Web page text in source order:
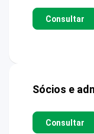
Consultar
Sócios e
Consultar